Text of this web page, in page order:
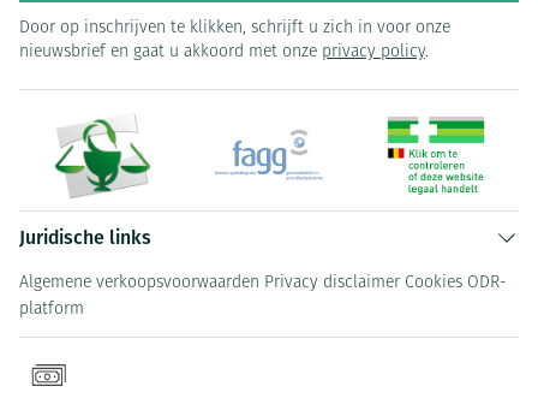
Door op inschrijven te klikken, schrijft u zich in voor onze
nieuwsbrief en gaat u akkoord met onze privacy policy.
Juridische links
Algemene verkoopsvoorwaarden Privacy disclaimer Cookies ODR-
platform